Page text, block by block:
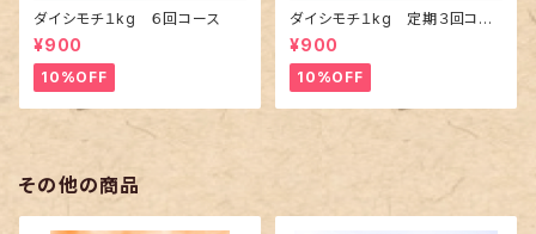
ダイシモチ１kg ６回コース
¥900
10%OFF
ダイシモチ１kg 定期３回コー
ス
¥900
10%OFF
その他の商品